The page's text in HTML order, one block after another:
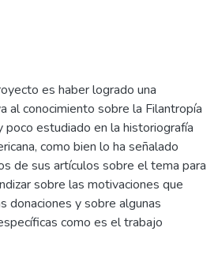
es haber logrado una
al conocimiento sobre la Filantropía
poco estudiado en la historiografía
como bien lo ha señalado
de sus artículos sobre el tema para
sobre las motivaciones que
donaciones y sobre algunas
como es el trabajo